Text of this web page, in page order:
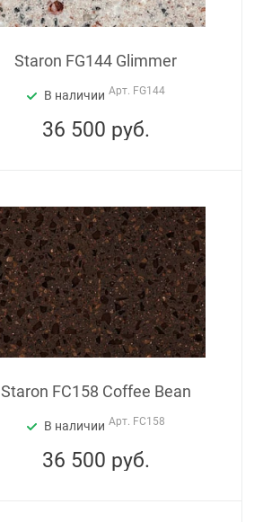
Staron FG144 Glimmer
В наличии Арт. FG144
36 500 руб.
Staron FC158 Coffee Bean
В наличии Арт. FC158
36 500 руб.